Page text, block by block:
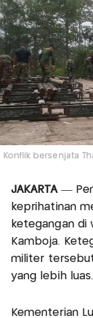
Konflik bersenjata
JAKARTA—
keprihatinan
ketegangan di
Kamboja.
militer
yang lebih luas.
Kementerian